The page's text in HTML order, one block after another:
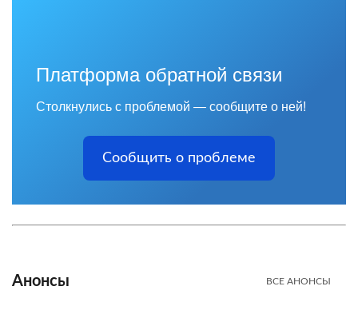
Платформа обратной связи
Столкнулись с проблемой — сообщите о ней!
Сообщить о проблеме
Анонсы ВСЕ АНОНСЫ